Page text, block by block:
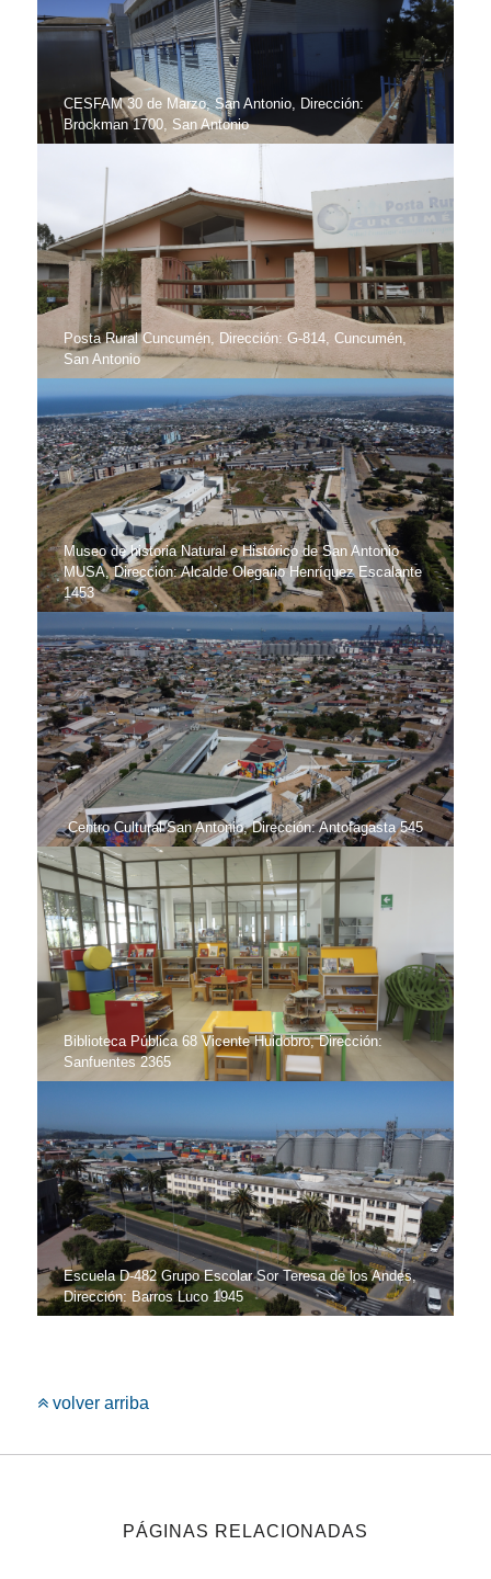
CESFAM 30 de Marzo, San Antonio, Dirección:
Brockman 1700, San Antonio
Posta Rural Cuncumén, Dirección: G-814, Cuncumén,
San Antonio
Museo de historia Natural e Histórico de San Antonio
MUSA, Dirección: Alcalde Olegario Henríquez Escalante
1453
Centro Cultural San Antonio, Dirección: Antofagasta 545
Biblioteca Pública 68 Vicente Huidobro, Dirección:
Sanfuentes 2365
Escuela D-482 Grupo Escolar Sor Teresa de los Andes,
Dirección: Barros Luco 1945
volver arriba
PÁGINAS RELACIONADAS